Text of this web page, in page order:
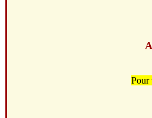
Pour